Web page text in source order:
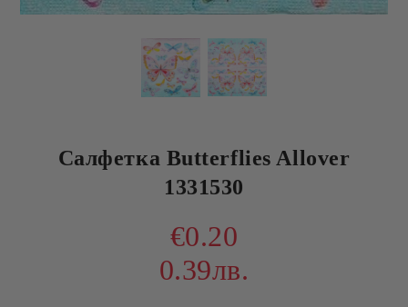
Салфетка Butterflies Allover
1331530
€0.20
0.39лв.